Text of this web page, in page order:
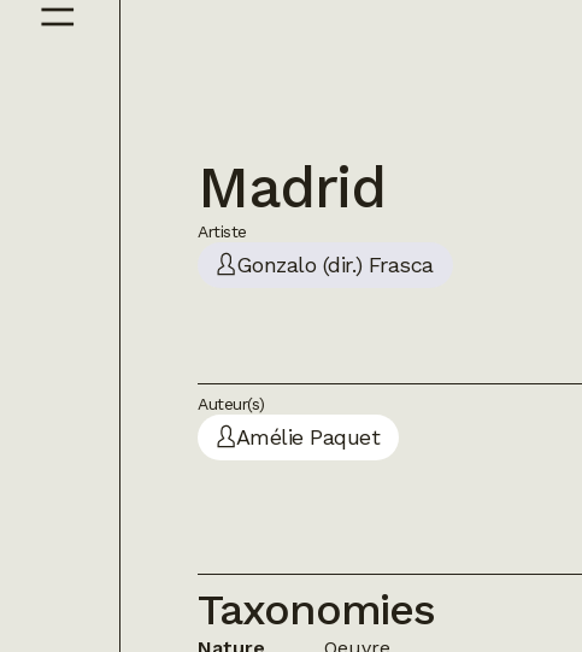
Madrid
Artiste
Gonzalo (dir.) Frasca
Auteur(s)
Amélie Paquet
Taxonomies